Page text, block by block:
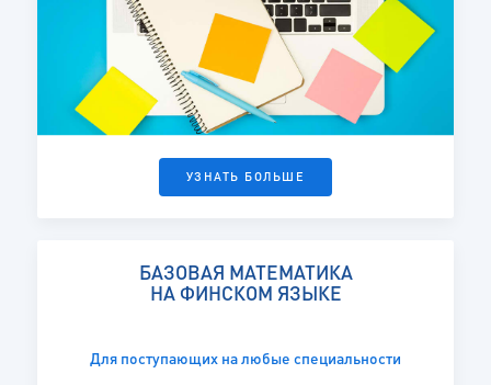
УЗНАТЬ БОЛЬШЕ
БАЗОВАЯ МАТЕМАТИКА
НА ФИНСКОМ ЯЗЫКЕ
Для поступающих на любые специальности